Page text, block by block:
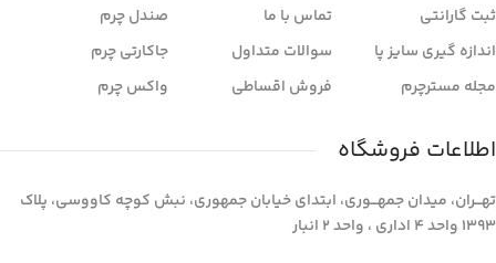
ثبت گارانتی
اندازه گیری سایز پا
مجله مسترچرم
تماس با ما
سوالات متداول
فروش اقساطی
صندل چرم
جاکارتی چرم
واکس چرم
اطلاعات فروشگاه
تهـــران، میدان جمهـــوری، ابتدای خیابان جمهوری، نبش کوچه کاووسی، پلاک
1393 واحد 4 اداری ، واحد 2 انبار